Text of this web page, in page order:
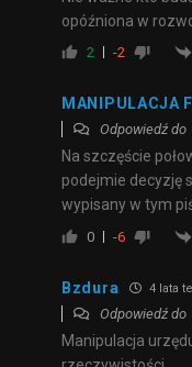
opóźniona w
2 -2
MANIPULACJA
Odpowiedź do
Na szczęście
podejmie decyzję
wypisany w tym
0 -6
Bzdura 4 lata
Odpowiedź do
Manipulacja